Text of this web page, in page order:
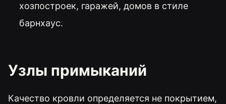
хозпостроек, гаражей, домов в стиле
барнхаус.
Узлы примыканий
Качество кровли определяется не покрытием,